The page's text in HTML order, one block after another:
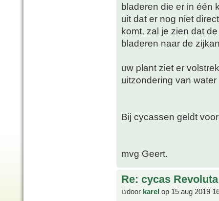
bladeren die er in één
uit dat er nog niet
komt, zal je zien dat
bladeren naar de
uw plant ziet er
uitzondering van
Bij cycassen geldt
mvg Geert.
Re: cycas Revoluta
door karel op 15 aug 2019